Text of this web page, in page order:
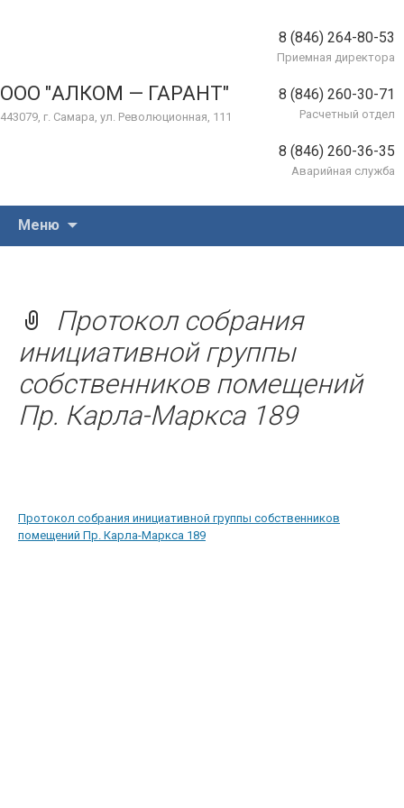
ООО "АЛКОМ — ГАРАНТ"
443079, г. Самара, ул. Революционная, 111
8 (846) 264-80-53
Приемная директора
8 (846) 260-30-71
Расчетный отдел
8 (846) 260-36-35
Аварийная служба
Меню
Протокол собрания
инициативной группы
собственников помещений
Пр. Карла-Маркса 189
Протокол собрания инициативной группы собственников
помещений Пр. Карла-Маркса 189